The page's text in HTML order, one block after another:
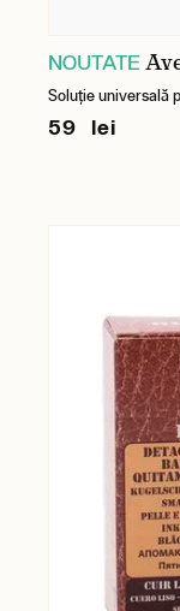
NOUTATE
Soluție universală
59 lei